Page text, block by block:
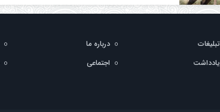
تبلیغات درباره ما
یادداشت اجتماعی